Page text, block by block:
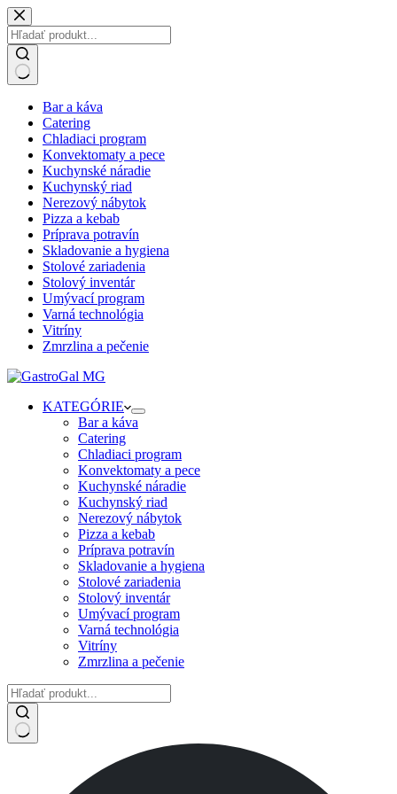
Skip
to
content
results Bar a káva
Catering
Chladiaci program
Konvektomaty a pece
Kuchynské náradie
Kuchynský riad
Nerezový nábytok
Pizza a kebab
Príprava potravín
Skladovanie a hygiena
Stolové zariadenia
Stolový inventár
Umývací program
Varná technológia
Vitríny
Zmrzlina a pečenie
KATEGÓRIE
Bar a káva
Catering
Chladiaci program
Konvektomaty a pece
Kuchynské náradie
Kuchynský riad
Nerezový nábytok
Pizza a kebab
Príprava potravín
Skladovanie a hygiena
Stolové zariadenia
Stolový inventár
Umývací program
Varná technológia
Vitríny
Zmrzlina a pečenie